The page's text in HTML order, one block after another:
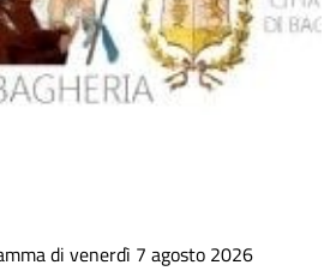
di venerdì 7 agosto 2026